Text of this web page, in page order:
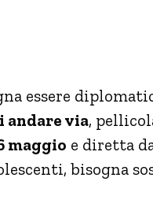
essere
andare via,
maggio e diretta
bisogna